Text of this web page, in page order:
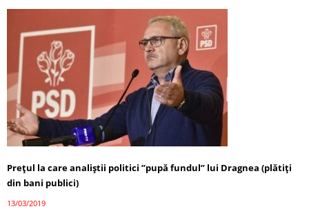
Prețul la care analiștii politici ”pupă fundul” lui Dragnea (plătiți
din bani publici)
13/03/2019